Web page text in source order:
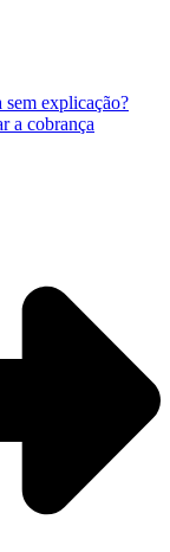
explicação?
a cobrança